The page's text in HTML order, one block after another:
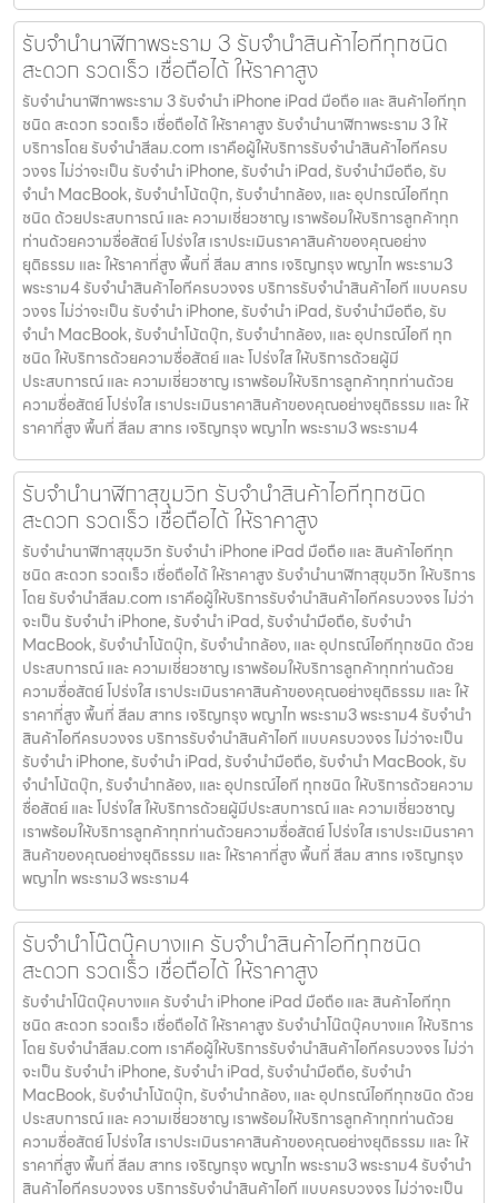
รับจำนำนาฬิกาพระราม 3 รับจำนำสินค้าไอทีทุกชนิด
สะดวก รวดเร็ว เชื่อถือได้ ให้ราคาสูง
รับจำนำนาฬิกาพระราม 3 รับจำนำ iPhone iPad มือถือ และ สินค้าไอทีทุก
ชนิด สะดวก รวดเร็ว เชื่อถือได้ ให้ราคาสูง รับจำนำนาฬิกาพระราม 3 ให้
บริการโดย รับจํานําสีลม.com เราคือผู้ให้บริการรับจำนำสินค้าไอทีครบ
วงจร ไม่ว่าจะเป็น รับจำนำ iPhone, รับจำนำ iPad, รับจำนำมือถือ, รับ
จำนำ MacBook, รับจำนำโน้ตบุ๊ก, รับจำนำกล้อง, และ อุปกรณ์ไอทีทุก
ชนิด ด้วยประสบการณ์ และ ความเชี่ยวชาญ เราพร้อมให้บริการลูกค้าทุก
ท่านด้วยความซื่อสัตย์ โปร่งใส เราประเมินราคาสินค้าของคุณอย่าง
ยุติธรรม และ ให้ราคาที่สูง พื้นที่ สีลม สาทร เจริญกรุง พญาไท พระราม3
พระราม4 รับจำนำสินค้าไอทีครบวงจร บริการรับจำนำสินค้าไอที แบบครบ
วงจร ไม่ว่าจะเป็น รับจำนำ iPhone, รับจำนำ iPad, รับจำนำมือถือ, รับ
จำนำ MacBook, รับจำนำโน้ตบุ๊ก, รับจำนำกล้อง, และ อุปกรณ์ไอที ทุก
ชนิด ให้บริการด้วยความซื่อสัตย์ และ โปร่งใส ให้บริการด้วยผู้มี
ประสบการณ์ และ ความเชี่ยวชาญ เราพร้อมให้บริการลูกค้าทุกท่านด้วย
ความซื่อสัตย์ โปร่งใส เราประเมินราคาสินค้าของคุณอย่างยุติธรรม และ ให้
ราคาที่สูง พื้นที่ สีลม สาทร เจริญกรุง พญาไท พระราม3 พระราม4
รับจำนำนาฬิกาสุขุมวิท รับจำนำสินค้าไอทีทุกชนิด
สะดวก รวดเร็ว เชื่อถือได้ ให้ราคาสูง
รับจำนำนาฬิกาสุขุมวิท รับจำนำ iPhone iPad มือถือ และ สินค้าไอทีทุก
ชนิด สะดวก รวดเร็ว เชื่อถือได้ ให้ราคาสูง รับจำนำนาฬิกาสุขุมวิท ให้บริการ
โดย รับจํานําสีลม.com เราคือผู้ให้บริการรับจำนำสินค้าไอทีครบวงจร ไม่ว่า
จะเป็น รับจำนำ iPhone, รับจำนำ iPad, รับจำนำมือถือ, รับจำนำ
MacBook, รับจำนำโน้ตบุ๊ก, รับจำนำกล้อง, และ อุปกรณ์ไอทีทุกชนิด ด้วย
ประสบการณ์ และ ความเชี่ยวชาญ เราพร้อมให้บริการลูกค้าทุกท่านด้วย
ความซื่อสัตย์ โปร่งใส เราประเมินราคาสินค้าของคุณอย่างยุติธรรม และ ให้
ราคาที่สูง พื้นที่ สีลม สาทร เจริญกรุง พญาไท พระราม3 พระราม4 รับจำนำ
สินค้าไอทีครบวงจร บริการรับจำนำสินค้าไอที แบบครบวงจร ไม่ว่าจะเป็น
รับจำนำ iPhone, รับจำนำ iPad, รับจำนำมือถือ, รับจำนำ MacBook, รับ
จำนำโน้ตบุ๊ก, รับจำนำกล้อง, และ อุปกรณ์ไอที ทุกชนิด ให้บริการด้วยความ
ซื่อสัตย์ และ โปร่งใส ให้บริการด้วยผู้มีประสบการณ์ และ ความเชี่ยวชาญ
เราพร้อมให้บริการลูกค้าทุกท่านด้วยความซื่อสัตย์ โปร่งใส เราประเมินราคา
สินค้าของคุณอย่างยุติธรรม และ ให้ราคาที่สูง พื้นที่ สีลม สาทร เจริญกรุง
พญาไท พระราม3 พระราม4
รับจำนำโน๊ตบุ๊คบางแค รับจำนำสินค้าไอทีทุกชนิด
สะดวก รวดเร็ว เชื่อถือได้ ให้ราคาสูง
รับจำนำโน๊ตบุ๊คบางแค รับจำนำ iPhone iPad มือถือ และ สินค้าไอทีทุก
ชนิด สะดวก รวดเร็ว เชื่อถือได้ ให้ราคาสูง รับจำนำโน๊ตบุ๊คบางแค ให้บริการ
โดย รับจํานําสีลม.com เราคือผู้ให้บริการรับจำนำสินค้าไอทีครบวงจร ไม่ว่า
จะเป็น รับจำนำ iPhone, รับจำนำ iPad, รับจำนำมือถือ, รับจำนำ
MacBook, รับจำนำโน้ตบุ๊ก, รับจำนำกล้อง, และ อุปกรณ์ไอทีทุกชนิด ด้วย
ประสบการณ์ และ ความเชี่ยวชาญ เราพร้อมให้บริการลูกค้าทุกท่านด้วย
ความซื่อสัตย์ โปร่งใส เราประเมินราคาสินค้าของคุณอย่างยุติธรรม และ ให้
ราคาที่สูง พื้นที่ สีลม สาทร เจริญกรุง พญาไท พระราม3 พระราม4 รับจำนำ
สินค้าไอทีครบวงจร บริการรับจำนำสินค้าไอที แบบครบวงจร ไม่ว่าจะเป็น